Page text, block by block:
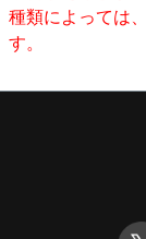
種類によっては
す。